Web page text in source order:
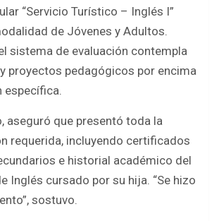
“Servicio Turístico – Inglés I”
de Jóvenes y Adultos.
sistema de evaluación contempla
proyectos pedagógicos por encima
específica.
aseguró que presentó toda la
requerida, incluyendo certificados
e historial académico del
Inglés cursado por su hija. “Se hizo
sostuvo.